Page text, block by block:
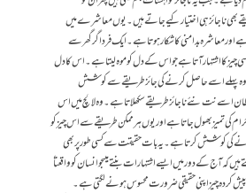
بھی ناجائز ہی اختیار کیے جاتے ہیں۔یوں معاشرے میں
اور معاشرہ بدامنی کا شکار ہوتاہے۔ایک فرد اگر گھرسے
کا اشتہارآتاہے جو اس کے دل کو موہ لیتاہے۔اس کا دل
پہلے اسے حاصل کرنے کی جائز طریقے سے کوشش
اسے نت نئے ناجائز طریقے سکھلاتاہے۔ وہ لالچ میں اس
کی تمیز بھول جاتاہے اوریوں ہرممکن طریقے سے اس چیز کو
کی کوشش کرتاہے۔یہ بات حقیقت سے کسی طورپربھی
کہ آج کے دور میں ایسے اشتہارات بنتے ہیںجو انسان کوواقعتاً
پیش کردہ چیز اپنی حقیقی ضرورت محسوس ہونے لگتی ہے۔